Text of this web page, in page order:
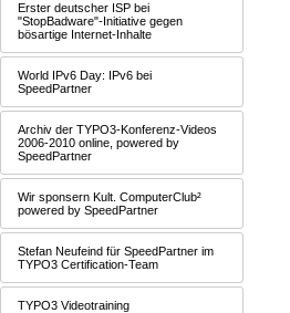
Erster deutscher ISP bei
"StopBadware"-Initiative gegen
bösartige Internet-Inhalte
World IPv6 Day: IPv6 bei
SpeedPartner
Archiv der TYPO3-Konferenz-Videos
2006-2010 online, powered by
SpeedPartner
Wir sponsern Kult. ComputerClub²
powered by SpeedPartner
Stefan Neufeind für SpeedPartner im
TYPO3 Certification-Team
TYPO3 Videotraining